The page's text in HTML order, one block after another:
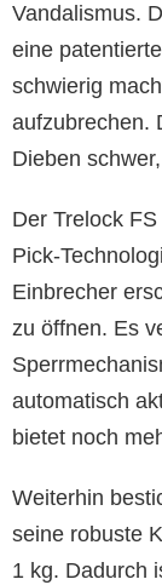
Vandalismus.
eine
schwierig
aufzubrechen.
Dieben
Der Trelock
Pick-
Einbrecher
zu öffnen. Es
automatisch
bietet noch
Weiterhin
seine robuste
1 kg. Dadurch